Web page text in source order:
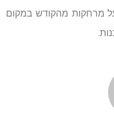
מרחקות מהקודש במקום